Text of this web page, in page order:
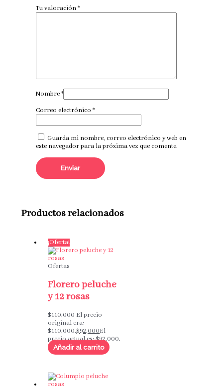
Tu valoración*
Nombre*
Correo electrónico *
Guarda mi nombre, correo electrónico y web en
este navegador para la próxima vez que comente.
Productos relacionados
¡Oferta!
Ofertas
Florero peluche
y 12 rosas
$110,000 El precio
original era:
$110,000.$92,000El
precio actual es: $92,000.
Añadir al carrito